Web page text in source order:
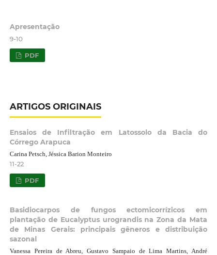
Apresentação
9-10
PDF
ARTIGOS ORIGINAIS
Ensaios de Infiltração em Latossolo da Bacia do
Córrego Arapuca
Carina Petsch, Jéssica Barion Monteiro
11-22
PDF
Basidiocarpos de fungos ectomicorrízicos em
plantação de Eucalyptus urograndis na Zona da Mata
de Minas Gerais: principais gêneros e distribuição
sazonal
Vanessa Pereira de Abreu, Gustavo Sampaio de Lima Martins, André